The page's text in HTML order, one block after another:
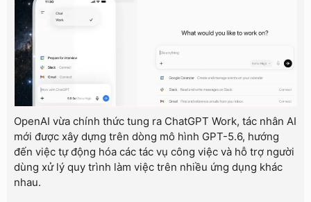
OpenAI vừa chính thức tung ra ChatGPT Work, tác nhân AI
mới được xây dựng trên dòng mô hình GPT-5.6, hướng
đến việc tự động hóa các tác vụ công việc và hỗ trợ người
dùng xử lý quy trình làm việc trên nhiều ứng dụng khác
nhau.